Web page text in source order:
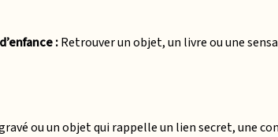
:Retrouver un objet, un livre ou une
ou un objet qui rappelle un lien secret, une